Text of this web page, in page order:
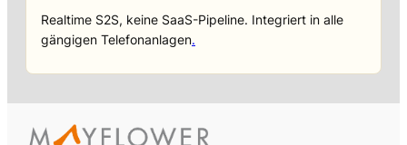
Realtime S2S, keine SaaS-Pipeline. Integriert in alle
gängigen Telefonanlagen.